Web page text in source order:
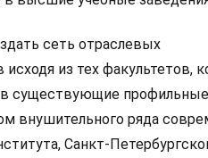
сеть отраслевых
из тех факультетов,
в существующие профильные
внушительного ряда
Санкт-